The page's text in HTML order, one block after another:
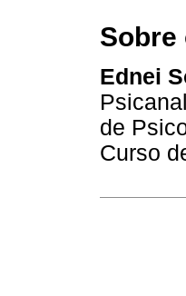
Sobre
Ednei
de
Curso